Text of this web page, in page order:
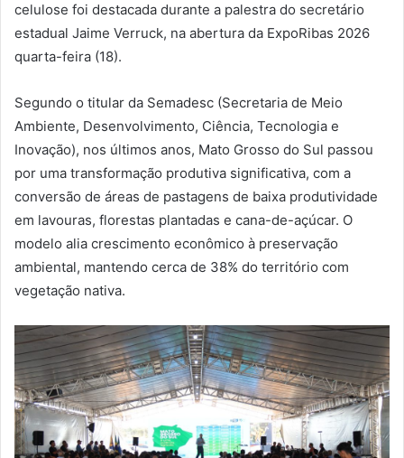
celulose foi destacada durante a palestra do secretário
estadual Jaime Verruck, na abertura da ExpoRibas 2026
quarta-feira (18).
Segundo o titular da Semadesc (Secretaria de Meio
Ambiente, Desenvolvimento, Ciência, Tecnologia e
Inovação), nos últimos anos, Mato Grosso do Sul passou
por uma transformação produtiva significativa, com a
conversão de áreas de pastagens de baixa produtividade
em lavouras, florestas plantadas e cana-de-açúcar. O
modelo alia crescimento econômico à preservação
ambiental, mantendo cerca de 38% do território com
vegetação nativa.